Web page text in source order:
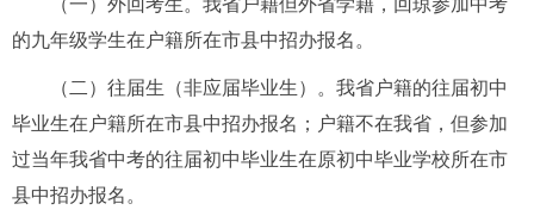
的九年级学生在户籍所在市县中招办报名。
（二）往届生（非应届毕业生）。我省户籍的往届初中
毕业生在户籍所在市县中招办报名；户籍不在我省，但参加
过当年我省中考的往届初中毕业生在原初中毕业学校所在市
县中招办报名。